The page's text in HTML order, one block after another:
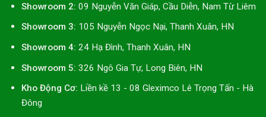
Showroom 2: 09 Nguyễn Văn Giáp, Cầu Diễn, Nam Từ Liêm
Showroom 3: 105 Nguyễn Ngọc Nại, Thanh Xuân, HN
Showroom 4: 24 Hạ Đình, Thanh Xuân, HN
Showroom 5: 326 Ngô Gia Tự, Long Biên, HN
Kho Động Cơ: Liền kề 13 - 08 Gleximco Lê Trọng Tấn - Hà
Đông